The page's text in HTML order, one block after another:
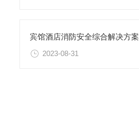
宾馆酒店消防安全综合解决方案
2023-08-31